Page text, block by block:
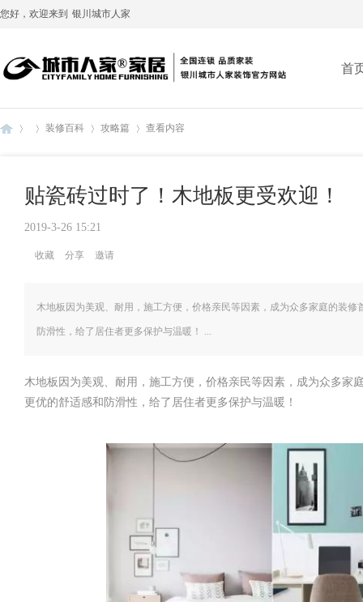
您好，欢迎来到 银川城市人家
首
›
装修百科
›
攻略篇 查看内容
贴瓷砖过时了！木地板更受欢迎！
2019-3-26 15:21
收藏 分享 邀请
木地板因为美观、耐用，施工方便，价格亲民等因素，成为众多家庭的装
防滑性，给了居住者更多保护与温暖！ ...
木地板因为美观、耐用，施工方便，价格亲民等因素，成为众多
更优的舒适感和防滑性，给了居住者更多保护与温暖！